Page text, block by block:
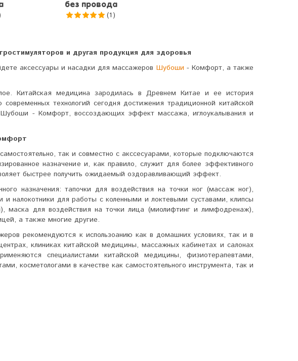
без провода
(1)
и другая продукция для здоровья
аксессуары и насадки для массажеров Шубоши - Комфорт, а также
Китайская медицина зародилась в Древнем Китае и ее история
технологий сегодня достижения традиционной китайской
- Комфорт, воссоздающих эффект массажа, иглоукалывания и
так и совместно с акссесуарами, которые подключаются
назначение и, как правило, служит для более эффективного
быстрее получить ожидаемый оздоравливающий эффект.
назначения: тапочки для воздействия на точки ног (массаж ног),
и налокотники для работы с коленными и локтевыми суставами, клипсы
маска для воздействия на точки лица (миолифтинг и лимфодренаж),
а также многие другие.
рекомендуются к использоанию как в домашних условиях, так и в
клиниках китайской медицины, массажных кабинетах и салонах
специалистами китайской медицины, физиотерапевтами,
косметологами в качестве как самостоятельного инструмента, так и